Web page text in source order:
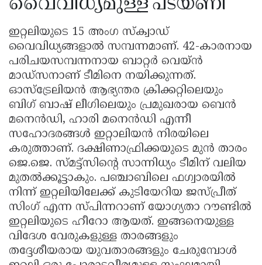
ഇറ്റലിയുടെ 15 അംഗ സ്ക്വാഡ്
വൈവിധ്യങ്ങളാൽ സമ്പന്നമാണ്. 42-കാരനായ
പരിചയസമ്പന്നനായ ബാറ്റർ വെയ്ൻ
മാഡ്‌സനാണ് ടീമിനെ നയിക്കുന്നത്.
ഓസ്ട്രേലിയൻ ആഭ്യന്തര ക്രിക്കറ്റിലെയും
ബിഗ് ബാഷ് ലീഗിലെയും പ്രമുഖരായ ബെൻ
മനെൻഡി, ഹാരി മനെൻഡി എന്നീ
സഹോദരങ്ങൾ ഇറ്റാലിയൻ നിരയിലെ
കരുത്താണ്. ദക്ഷിണാഫ്രിക്കയുടെ മുൻ താരം
ജെ.ജെ. സ്മട്ട്സിന്റെ സാന്നിധ്യം ടീമിന് വലിയ
മുതൽക്കൂട്ടാകും. പഞ്ചാബിലെ ഫഗ്വാരയിൽ
നിന്ന് ഇറ്റലിയിലേക്ക് കുടിയേറിയ ജസ്പ്രീത്
സിംഗ് എന്ന സ്പിന്നറാണ് യോഗ്യതാ റൗണ്ടിൽ
ഇറ്റലിയുടെ ഹീറോ ആയത്. ഇങ്ങനെയുള്ള
വിദേശ വേരുകളുള്ള താരങ്ങളും
തദ്ദേശീയരായ യുവതാരങ്ങളും ചേരുമ്പോൾ